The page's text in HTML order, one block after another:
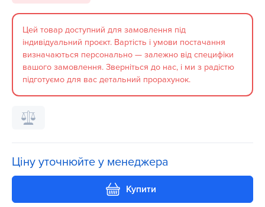
Цей товар доступний для замовлення під
індивідуальний проєкт. Вартість і умови постачання
визначаються персонально — залежно від специфіки
вашого замовлення. Зверніться до нас, і ми з радістю
підготуємо для вас детальний прорахунок.
Ціну уточнюйте у менеджера
Купити